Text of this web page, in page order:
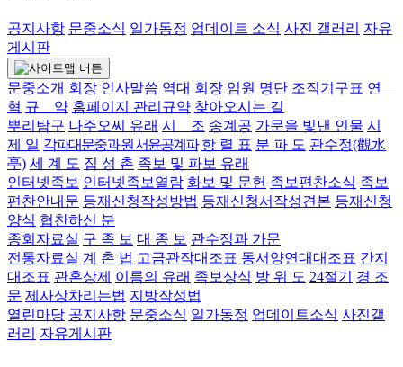
공지사항 문중소식 일가동정 업데이트 소식 사진 갤러리 자유
게시판
문중소개 회장 인사말씀 역대 회장 임원 명단 조직기구표 연
혁 규 약 홈페이지 관리규약 찾아오시는 길
뿌리탐구 나주오씨 유래 시 조 송계공 가문을 빛낸 인물 시
제 일 각파대문중과 원 서윤공계파 항 렬 표 분 파 도 관수정(觀水
亭) 세 계 도 집 성 촌 족보 및 파보 유래
인터넷족보 인터넷족보열람 화보 및 문헌 족보편찬소식 족보
편찬안내문 등재신청작성방법 등재신청서작성견본 등재신청
양식 협찬하신 분
종회자료실 구 족 보 대 종 보 관수정과 가문
전통자료실 계 촌 법 고금관작대조표 동서양연대대조표 간지
대조표 관혼상제 이름의 유래 족보상식 방 위 도 24절기
경 조
문 제사상차리는법 지방작성법
열린마당 공지사항 문중소식 일가동정 업데이트소식 사진갤
러리 자유게시판